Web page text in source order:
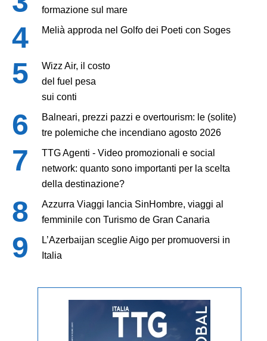
formazione sul mare
Melià approda nel Golfo dei Poeti con Soges
Wizz Air, il costo
del fuel pesa
sui conti
Balneari, prezzi pazzi e overtourism: le (solite)
tre polemiche che incendiano agosto 2026
TTG Agenti - Video promozionali e social
network: quanto sono importanti per la scelta
della destinazione?
Azzurra Viaggi lancia SinHombre, viaggi al
femminile con Turismo de Gran Canaria
L’Azerbaijan sceglie Aigo per promuoversi in
Italia